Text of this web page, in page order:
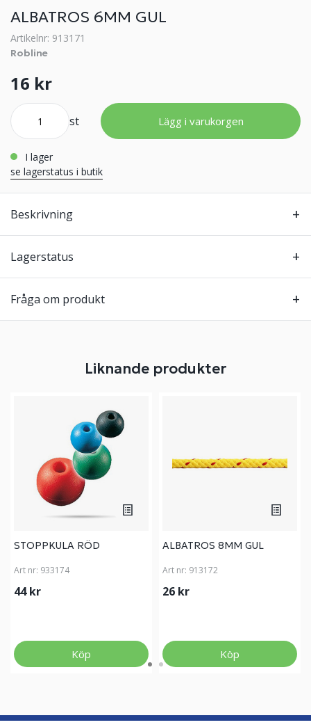
ALBATROS 6MM GUL
Artikelnr: 913171
Robline
16 kr
st Lägg i varukorgen
i lager
se lagerstatus i butik
Beskrivning
Lagerstatus
Fråga om produkt
Liknande produkter
STOPPKULA RÖD
Art nr: 933174
44 kr
Köp
ALBATROS 8MM GUL
Art nr: 913172
26 kr
Köp